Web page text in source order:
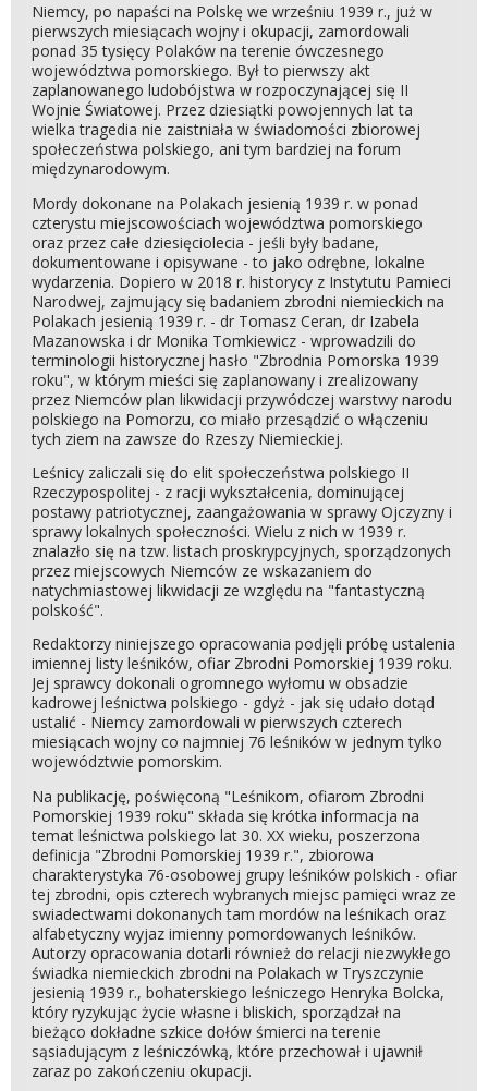
Niemcy, po napaści na Polskę we wrześniu 1939 r., już w
pierwszych miesiącach wojny i okupacji, zamordowali
ponad 35 tysięcy Polaków na terenie ówczesnego
województwa pomorskiego. Był to pierwszy akt
zaplanowanego ludobójstwa w rozpoczynającej się II
Wojnie Światowej. Przez dziesiątki powojennych lat ta
wielka tragedia nie zaistniała w świadomości zbiorowej
społeczeństwa polskiego, ani tym bardziej na forum
międzynarodowym.
Mordy dokonane na Polakach jesienią 1939 r. w ponad
czterystu miejscowościach województwa pomorskiego
oraz przez całe dziesięciolecia - jeśli były badane,
dokumentowane i opisywane - to jako odrębne, lokalne
wydarzenia. Dopiero w 2018 r. historycy z Instytutu Pamieci
Narodwej, zajmujący się badaniem zbrodni niemieckich na
Polakach jesienią 1939 r. - dr Tomasz Ceran, dr Izabela
Mazanowska i dr Monika Tomkiewicz - wprowadzili do
terminologii historycznej hasło "Zbrodnia Pomorska 1939
roku", w którym mieści się zaplanowany i zrealizowany
przez Niemców plan likwidacji przywódczej warstwy narodu
polskiego na Pomorzu, co miało przesądzić o włączeniu
tych ziem na zawsze do Rzeszy Niemieckiej.
Leśnicy zaliczali się do elit społeczeństwa polskiego II
Rzeczypospolitej - z racji wykształcenia, dominującej
postawy patriotycznej, zaangażowania w sprawy Ojczyzny i
sprawy lokalnych społeczności. Wielu z nich w 1939 r.
znalazło się na tzw. listach proskrypcyjnych, sporządzonych
przez miejscowych Niemców ze wskazaniem do
natychmiastowej likwidacji ze względu na "fantastyczną
polskość".
Redaktorzy niniejszego opracowania podjęli próbę ustalenia
imiennej listy leśników, ofiar Zbrodni Pomorskiej 1939 roku.
Jej sprawcy dokonali ogromnego wyłomu w obsadzie
kadrowej leśnictwa polskiego - gdyż - jak się udało dotąd
ustalić - Niemcy zamordowali w pierwszych czterech
miesiącach wojny co najmniej 76 leśników w jednym tylko
województwie pomorskim.
Na publikację, poświęconą "Leśnikom, ofiarom Zbrodni
Pomorskiej 1939 roku" składa się krótka informacja na
temat leśnictwa polskiego lat 30. XX wieku, poszerzona
definicja "Zbrodni Pomorskiej 1939 r.", zbiorowa
charakterystyka 76-osobowej grupy leśników polskich - ofiar
tej zbrodni, opis czterech wybranych miejsc pamięci wraz ze
swiadectwami dokonanych tam mordów na leśnikach oraz
alfabetyczny wyjaz imienny pomordowanych leśników.
Autorzy opracowania dotarli również do relacji niezwykłego
świadka niemieckich zbrodni na Polakach w Tryszczynie
jesienią 1939 r., bohaterskiego leśniczego Henryka Bolcka,
który ryzykując życie własne i bliskich, sporządzał na
bieżąco dokładne szkice dołów śmierci na terenie
sąsiadującym z leśniczówką, które przechował i ujawnił
zaraz po zakończeniu okupacji.